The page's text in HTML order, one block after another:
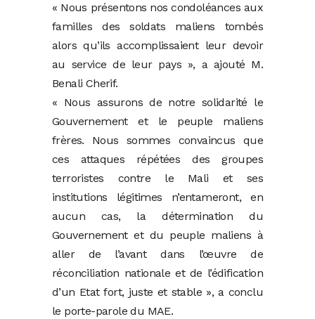
« Nous présentons nos condoléances aux
familles des soldats maliens tombés
alors qu’ils accomplissaient leur devoir
au service de leur pays », a ajouté M.
Benali Cherif.
« Nous assurons de notre solidarité le
Gouvernement et le peuple maliens
frères. Nous sommes convaincus que
ces attaques répétées des groupes
terroristes contre le Mali et ses
institutions légitimes n’entameront, en
aucun cas, la détermination du
Gouvernement et du peuple maliens à
aller de l’avant dans l’œuvre de
réconciliation nationale et de l’édification
d’un Etat fort, juste et stable », a conclu
le porte-parole du MAE.